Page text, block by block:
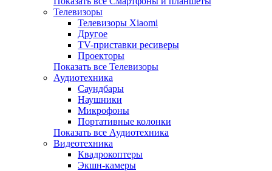
Телевизоры
Телевизоры Xiaomi
Другое
TV-приставки ресиверы
Проекторы
Показать все Телевизоры
Аудиотехника
Саундбары
Наушники
Микрофоны
Портативные колонки
Показать все Аудиотехника
Видеотехника
Квадрокоптеры
Экшн-камеры